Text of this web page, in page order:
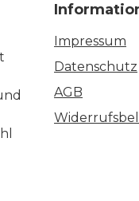
Impressum
Datenschutz
AGB